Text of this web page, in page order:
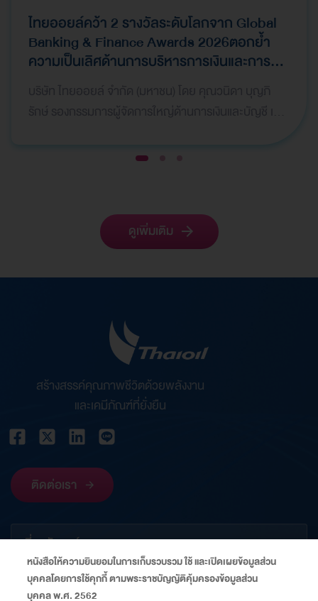
ไทยออยล์คว้า 2 รางวัลระดับโลกจาก Global
Banking & Finance Awards 2026ตอกย้ำ
ความเป็นเลิศด้านการบริหารการเงินและการ
ดูเพิ่มเติม
สร้างสรรค์คุณภาพชีวิตด้วยพลังงาน
และเคมีภัณฑ์ที่ยั่งยืน
ติดต่อเรา
เกี่ยวกับองค์กร
ข้อมูลที่เกี่ยวข้อง
หนังสือให้ความยินยอมในการเก็บรวบรวม ใช้ และเปิดเผยข้อมูลส่วน
บุคคลโดยการใช้คุกกี้ ตามพระราชบัญญัติคุ้มครองข้อมูลส่วน
บุคคล พ.ศ. 2562